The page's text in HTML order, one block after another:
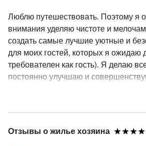
Люблю путешествовать. Поэтому я
внимания уделяю чистоте и
создать самые лучшие уютные и
для моих гостей, которых я ожидаю
требователен как гость). Я делаю
постоянно улучшаю и
проживания чтобы обеспечить
как дома, в уюте и чистоте. По
командировка или встреча с
Отзывы о жилье хозяина